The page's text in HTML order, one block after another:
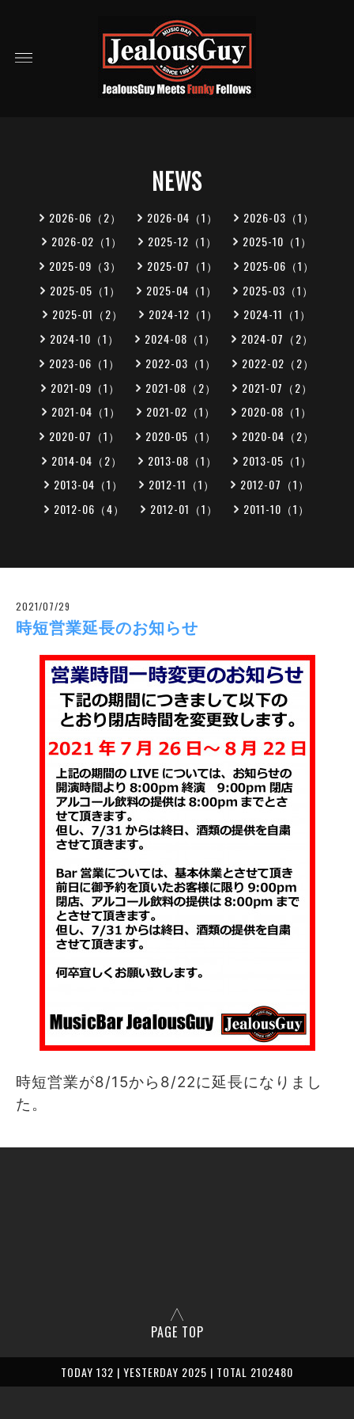
NEWS
2026-06（2） 2026-04（1）
2026-03（1）
2026-02（1）
2025-12（1）
2025-10（1）
2025-09（3）
2025-07（1）
2025-06（1）
2025-05（1）
2025-04（1）
2025-03（1）
2025-01（2）
2024-12（1）
2024-11（1）
2024-10（1）
2024-08（1）
2024-07（2）
2023-06（1）
2022-03（1）
2022-02（2）
2021-09（1）
2021-08（2）
2021-07（2）
2021-04（1）
2021-02（1）
2020-08（1）
2020-07（1）
2020-05（1）
2020-04（2）
2014-04（2）
2013-08（1）
2013-05（1）
2013-04（1）
2012-11（1）
2012-07（1）
2012-06（4）
2012-01（1） 2011-10（1）
2021/07/29
時短営業延長のお知らせ
時短営業が8/15から8/22に延長になりまし
た。
PAGE TOP
TODAY 132 | YESTERDAY 2025 | TOTAL 2102480